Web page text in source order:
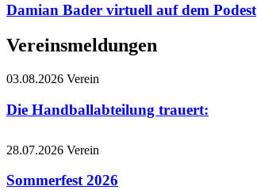
Damian Bader virtuell auf dem Podest
Vereinsmeldungen
03.08.2026 Verein
Die Handballabteilung trauert:
28.07.2026 Verein
Sommerfest 2026